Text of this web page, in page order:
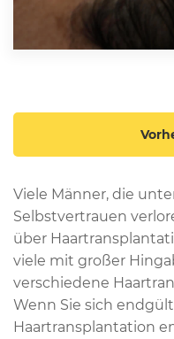
Viele Männer, die
Selbstvertrauen
über
viele mit großer
verschiedene
Wenn Sie sich
Haartransplantation